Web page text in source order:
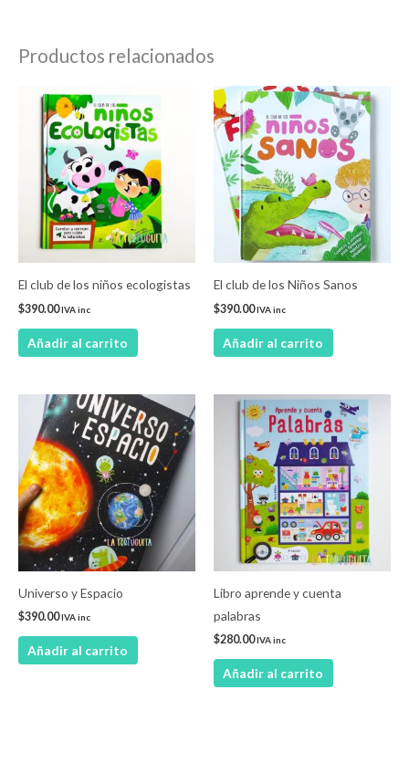
Productos relacionados
El club de los niños ecologistas
$390.00IVA inc
Añadir al carrito
El club de los Niños Sanos
$390.00IVA inc
Añadir al carrito
Universo y Espacio
$390.00IVA inc
Añadir al carrito
Libro aprende y cuenta
palabras
$280.00IVA inc
Añadir al carrito